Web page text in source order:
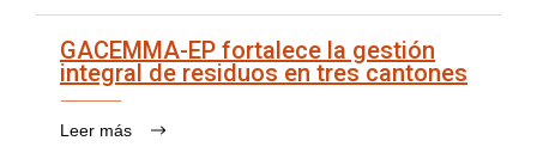
GACEMMA-EP fortalece la gestión
integral de residuos en tres cantones
Leer más